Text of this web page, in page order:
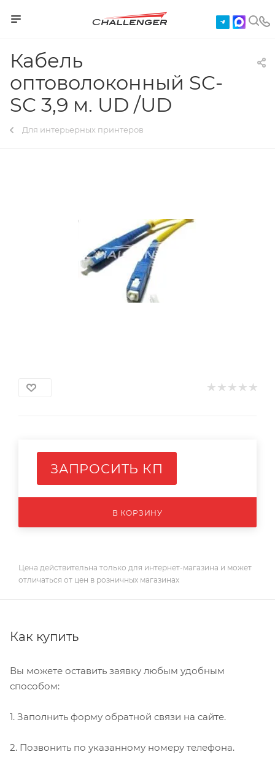
Кабель
оптоволоконный SC-
SC 3,9 м. UD /UD
Для интерьерных принтеров
ЗАПРОСИТЬ КП
В КОРЗИНУ
Цена действительна только для интернет-магазина и может
отличаться от цен в розничных магазинах
Как купить
Вы можете оставить заявку любым удобным
способом:
1. Заполнить форму обратной связи на сайте.
2. Позвонить по указанному номеру телефона.